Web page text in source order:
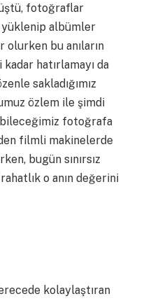
fotoğraflar
yüklenip albümler
bu anıların
hatırlamayı da
sakladığımız
özlem ile şimdi
fotoğrafa
filmli makinelerde
bugün sınırsız
o anın değerini
kolaylaştıran